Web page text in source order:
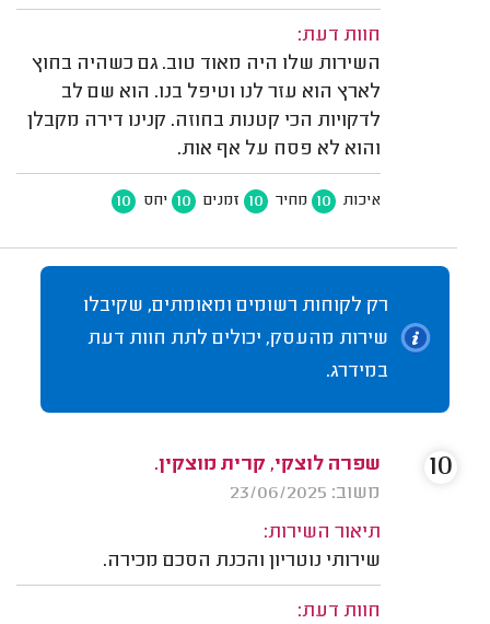
חוות דעת:
השירות שלו היה מאוד טוב. גם כשהיה בחוץ
לארץ הוא עזר לנו וטיפל בנו. הוא שם לב
לדקויות הכי קטנות בחוזה. קנינו דירה מקבלן
והוא לא פסח על אף אות.
איכות 10 מחיר 10 זמנים 10 יחס 10
רק לקוחות רשומים ומאומתים, שקיבלו
שירות מהעסק, יכולים לתת חוות דעת
במידרג.
שפרה לוצקי, קרית מוצקין.
משוב: 23/06/2025
תיאור השירות:
שירותי נוטריון והכנת הסכם מכירה.
חוות דעת:
10